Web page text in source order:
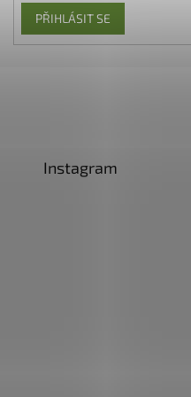
PŘIHLÁSIT SE
Instagram